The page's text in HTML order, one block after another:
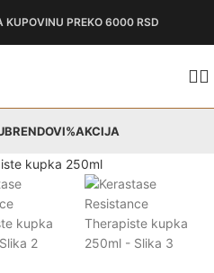
KUPOVINU PREKO 6000 RSD
BRENDOVI%AKCIJA